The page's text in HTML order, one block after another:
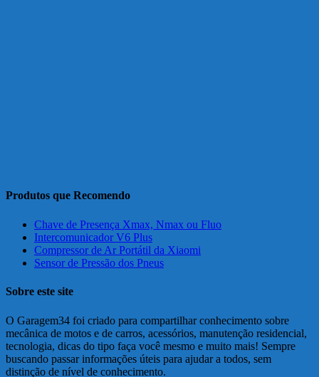
Produtos que Recomendo
Chave de Presença Xmax, Nmax ou Fluo
Intercomunicador V6 Plus
Compressor de Ar Portátil da Xiaomi
Sensor de Pressão dos Pneus
Sobre este site
O Garagem34 foi criado para compartilhar conhecimento sobre
mecânica de motos e de carros, acessórios, manutenção residencial,
tecnologia, dicas do tipo faça você mesmo e muito mais! Sempre
buscando passar informações úteis para ajudar a todos, sem
distinção de nível de conhecimento.